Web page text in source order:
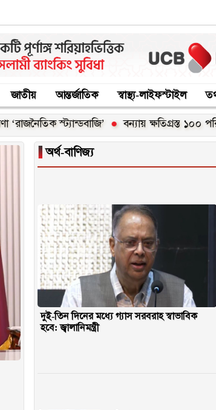
জাতীয় আন্তর্জাতিক স্বাস্থ্য-লাইফস্টাইল
বন্যায় ক্ষতিগ্রস্ত ১০০ পরিবারকে নতুন ঘর
▐অর্থ-বাণিজ্য
দুই-তিন দিনের মধ্যে গ্যাস সরবরাহ স্বাভাবিক
হবে: জ্বালানিমন্ত্রী